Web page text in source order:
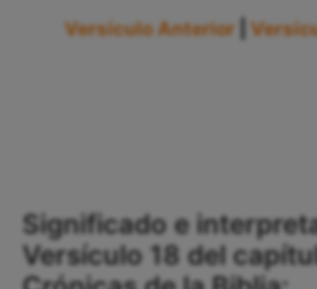
Versículo Anterior
Significado e
Versículo 18 del